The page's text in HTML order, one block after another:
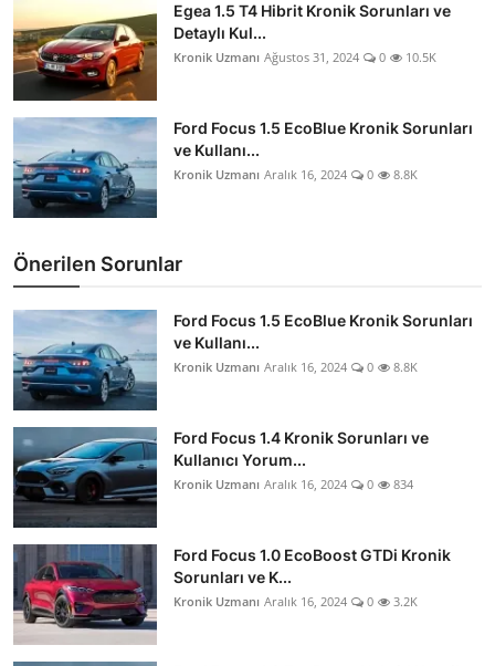
Kiralama & Filo
Sürüş & Güvenlik
Lastik & Jant
Yağlar & Sıvılar
Elektrik & Akü
Klima & Konfor
Aydınlatma & Görüş
Şanzıman & Aktarma
Dizel Sistemler
Multimedya & Elektronik
Egea 1.5 T4 Hibrit Kronik Sorunları ve
Detaylı Kul...
Kronik Uzmanı Ağustos 31, 2024 0 10.5K
Ford Focus 1.5 EcoBlue Kronik Sorunları
ve Kullanı...
Kronik Uzmanı Aralık 16, 2024 0 8.8K
Önerilen Sorunlar
Ford Focus 1.5 EcoBlue Kronik Sorunları
ve Kullanı...
Kronik Uzmanı Aralık 16, 2024 0 8.8K
Ford Focus 1.4 Kronik Sorunları ve
Kullanıcı Yorum...
Kronik Uzmanı Aralık 16, 2024 0 834
Ford Focus 1.0 EcoBoost GTDi Kronik
Sorunları ve K...
Kronik Uzmanı Aralık 16, 2024 0 3.2K